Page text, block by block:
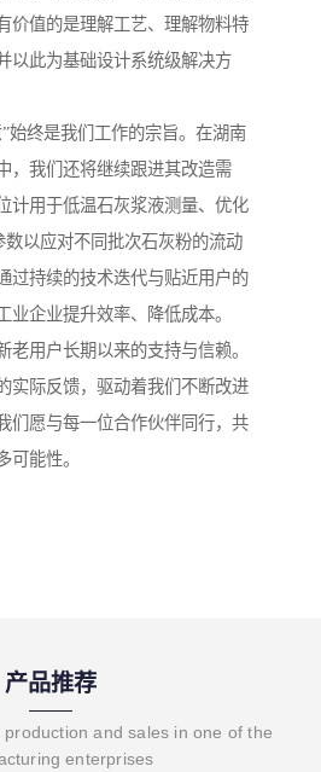
价值的是理解工艺、理解物料特
以此为基础设计系统级解决方
始终是我们工作的宗旨。在湖南
，我们还将继续跟进其改造需
计用于低温石灰浆液测量、优化
以应对不同批次石灰粉的流动
过持续的技术迭代与贴近用户的
业企业提升效率、降低成本。
老用户长期以来的支持与信赖。
实际反馈，驱动着我们不断改进
们愿与每一位合作伙伴同行，共
可能性。
产品推荐
and sales in one of the
enterprises